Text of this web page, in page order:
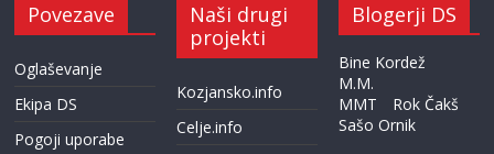
Povezave
Oglaševanje
Ekipa DS
Pogoji uporabe
Naši drugi
projekti
Kozjansko.info
Celje.info
Blogerji DS
Bine Kordež
M.M.
MMT
Rok Čakš
Sašo Ornik